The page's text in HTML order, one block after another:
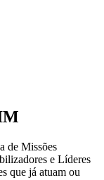
de Missões
e Líderes
que já atuam ou